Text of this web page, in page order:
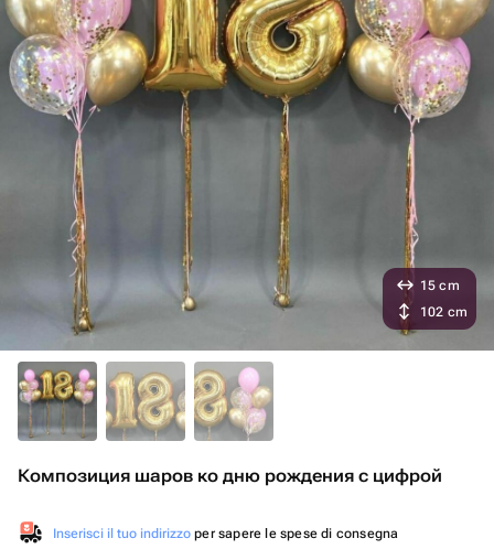
Композиция шаров ко дню рождения с цифрой
Inserisci il tuo indirizzo per sapere le spese di consegna
15 cm
102 cm